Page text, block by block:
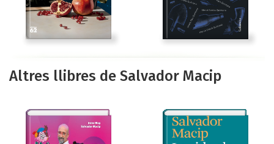
Altres llibres de Salvador Macip